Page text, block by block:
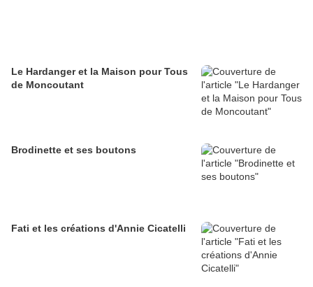
Le Hardanger et la Maison pour Tous
de Moncoutant
Brodinette et ses boutons
Fati et les créations d'Annie Cicatelli